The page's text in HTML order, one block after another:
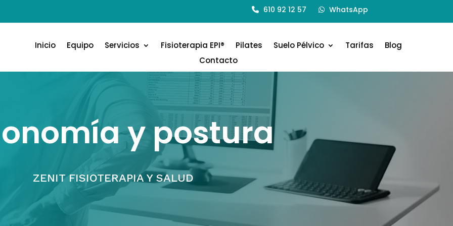
610 92 12 57 WhatsApp
Inicio Equipo Servicios Fisioterapia EPI® Pilates Suelo Pélvico Tarifas
Blog
Contacto
y postura
ZENIT FISIOTERAPIA Y SALUD